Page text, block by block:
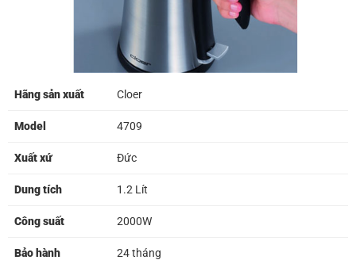
Hãng sản xuất Cloer
Model 4709
Xuất xứ Đức
Dung tích 1.2 Lít
Công suất 2000W
Bảo hành 24 tháng